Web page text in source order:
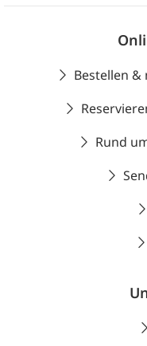
Bestellen &
Rund